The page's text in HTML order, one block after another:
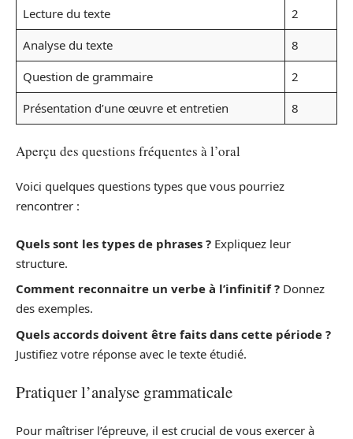
Lecture du texte
2
Analyse du texte
8
Question de grammaire
2
Présentation d’une œuvre et entretien
8
Aperçu des questions fréquentes à l’oral
Voici quelques questions types que vous pourriez
rencontrer :
Quels sont les types de phrases ? Expliquez leur
structure.
Comment reconnaitre un verbe à l’infinitif ? Donnez
des exemples.
Quels accords doivent être faits dans cette période ?
Justifiez votre réponse avec le texte étudié.
Pratiquer l’analyse grammaticale
Pour maîtriser l’épreuve, il est crucial de vous exercer à